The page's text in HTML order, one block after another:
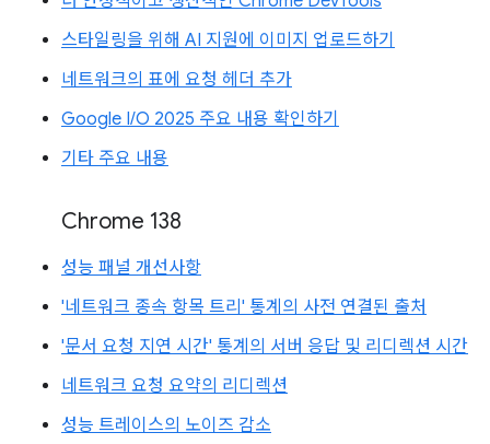
스타일링을 위해 AI 지원에 이미지 업로드하기
네트워크의 표에 요청 헤더 추가
Google I/O 2025 주요 내용 확인하기
기타 주요 내용
Chrome 138
성능 패널 개선사항
'네트워크 종속 항목 트리' 통계의 사전 연결된 출처
'문서 요청 지연 시간' 통계의 서버 응답 및 리디렉션 시간
네트워크 요청 요약의 리디렉션
성능 트레이스의 노이즈 감소